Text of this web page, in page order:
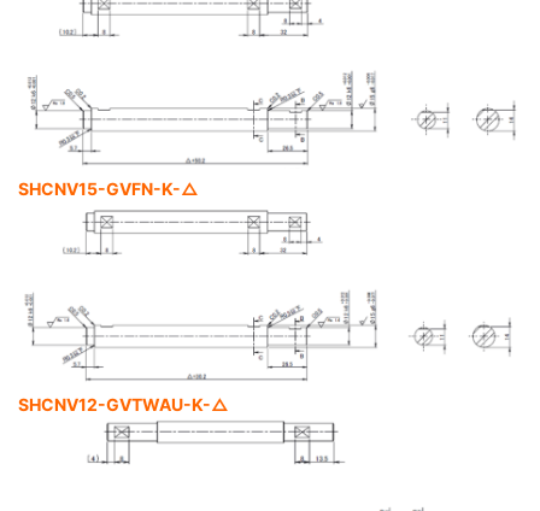
SHCNV15-GVFN-K-△
SHCNV12-GVTWAU-K-△